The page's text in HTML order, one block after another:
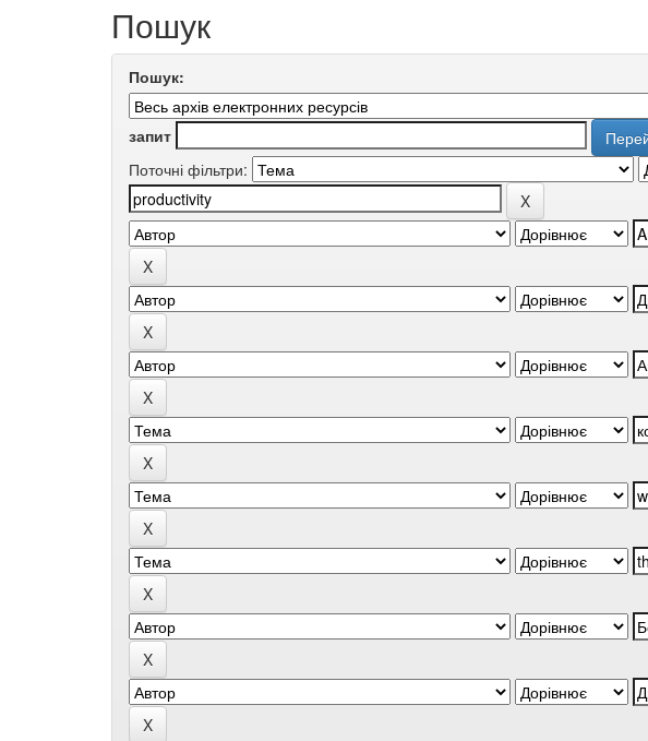
Пошук
Пошук:
запит
Поточні фільтри: